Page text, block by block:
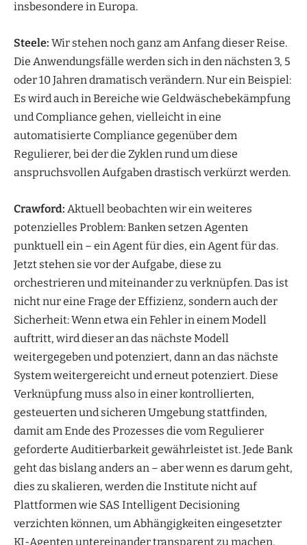
insbesondere in Europa.
Steele: Wir stehen noch ganz am Anfang dieser Reise.
Die Anwendungsfälle werden sich in den nächsten 3, 5
oder 10 Jahren dramatisch verändern. Nur ein Beispiel:
Es wird auch in Bereiche wie Geldwäschebekämpfung
und Compliance gehen, vielleicht in eine
automatisierte Compliance gegenüber dem
Regulierer, bei der die Zyklen rund um diese
anspruchsvollen Aufgaben drastisch verkürzt werden.
Crawford: Aktuell beobachten wir ein weiteres
potenzielles Problem: Banken setzen Agenten
punktuell ein – ein Agent für dies, ein Agent für das.
Jetzt stehen sie vor der Aufgabe, diese zu
orchestrieren und miteinander zu verknüpfen. Das ist
nicht nur eine Frage der Effizienz, sondern auch der
Sicherheit: Wenn etwa ein Fehler in einem Modell
auftritt, wird dieser an das nächste Modell
weitergegeben und potenziert, dann an das nächste
System weitergereicht und erneut potenziert. Diese
Verknüpfung muss also in einer kontrollierten,
gesteuerten und sicheren Umgebung stattfinden,
damit am Ende des Prozesses die vom Regulierer
geforderte Auditierbarkeit gewährleistet ist. Jede Bank
geht das bislang anders an – aber wenn es darum geht,
dies zu skalieren, werden die Institute nicht auf
Plattformen wie SAS Intelligent Decisioning
verzichten können, um Abhängigkeiten eingesetzter
KI-Agenten untereinander transparent zu machen.